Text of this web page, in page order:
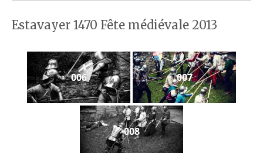
Estavayer 1470 Fête médiévale 2013
006 007
008